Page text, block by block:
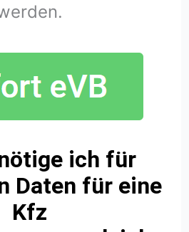
ich für
Daten für eine
Kfz